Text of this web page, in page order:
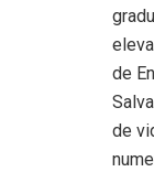
de
de